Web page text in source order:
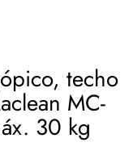
techo
MC-
30 kg